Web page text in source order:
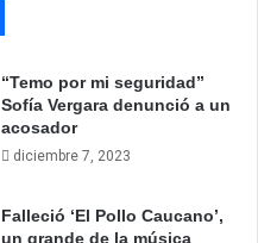
“Temo por mi seguridad”
Sofía Vergara denunció a un
acosador
diciembre 7, 2023
Falleció ‘El Pollo Caucano’,
un grande de la música